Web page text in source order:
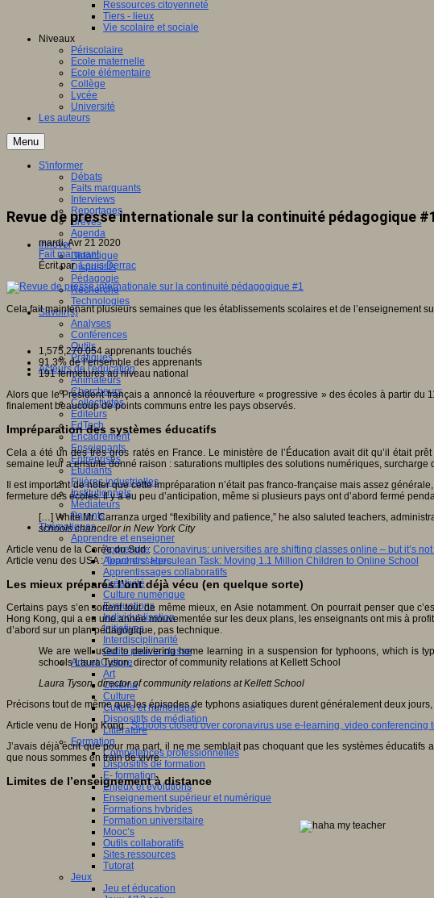
Ressources citoyenneté
Tiers - lieux
Vie scolaire et sociale
Niveaux
Périscolaire
Ecole maternelle
Ecole élémentaire
Collège
Lycée
Université
Les auteurs
Menu
S'informer
Débats
Faits marquants
Interviews
Reportages
Brèves
Agenda
Innover
Didactique
Dispositifs
Pédagogie
Recherche
Technologies
Savoir(s)
Analyses
Conférences
Outils
Pratiques
Acteurs de l'éducation
Animateurs
Chercheurs
Collectivités
Editeurs
EdTech
Encadrement
Enseignants
Entreprises
Etudiants
Filières industrielles
Institutionnels
Médiateurs
Parents
Thématiques
Apprendre et enseigner
Apprendre
Apprentissages
Apprentissages collaboratifs
Créativité
Culture numérique
Evaluations
Individualisation
Initiatives
Interdisciplinarité
Outils pour la classe
Arts et Culture
Art
Cinéma
Culture
Culture et numérique
Dispositifs de médiation
Littérature
Formation
Compétences professionnelles
Dispositifs de formation
E- formation
Enjeux et évolutions
Enseignement supérieur et numérique
Formations hybrides
Formation universitaire
Mooc’s
Outils collaboratifs
Sites ressources
Tutorat
Jeux
Jeu et éducation
Revue de presse internationale sur la continuité pédagogique #1
mardi, Avr 21 2020
Fait marquant
Écrit parLouis Derrac
Cela fait maintenant plusieurs semaines que les établissements scolaires et de l’enseignement
1,575,270,054 apprenants touchés
91.3% de l’ensemble des apprenants
191 fermetures au niveau national
Alors que le Président français a annoncé la réouverture « progressive » des écoles à partir
finalement beaucoup de points communs entre les pays observés.
Impréparation des systèmes éducatifs
Cela a été un des très gros ratés en France. Le ministère de l’Éducation avait dit qu’il était
semaine leur a ensuite donné raison : saturations multiples des solutions numériques, surcharge
Il est important de noter que cette impréparation n’était pas franco-française mais assez
fermeture des écoles. Il y a eu peu d’anticipation, même si plusieurs pays ont d’abord fermé
[…] While Mr. Carranza urged “flexibility and patience,” he also saluted teachers,
schools chancellor in New York City
Article venu de la Corée du Sud : Coronavirus: universities are shifting classes online – but it’s
Article venu des USA :Teachers’ Herculean Task: Moving 1.1 Million Children to Online School
Les mieux préparés l’ont déjà vécu (en quelque sorte)
Certains pays s’en sortent tout de même mieux, en Asie notamment. On pourrait penser que
Hong Kong, qui a eu une année mouvementée sur les deux plans, les enseignants ont mis à
d’abord sur un plan pédagogique, pas technique.
We are well used to delivering home learning in a suspension for typhoons, which is
schools Laura Tyson, director of community relations at Kellett School
Laura Tyson, director of community relations at Kellett School
Précisons tout de même que les épisodes de typhons asiatiques durent généralement deux
Article venu de Hong Kong :Schools closed over coronavirus use e-learning, video conferencing
J’avais déjà écrit que pour ma part, il ne me semblait pas choquant que les systèmes
que nous sommes en train de vivre.
Limites de l’enseignement à distance